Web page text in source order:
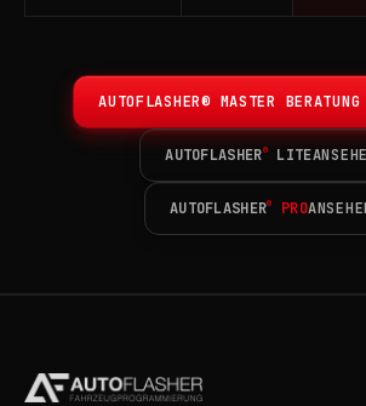
AUTOFLASHER® MASTER BERATUNG
AUTOFLASHER® LITE
AUTOFLASHER® PRO